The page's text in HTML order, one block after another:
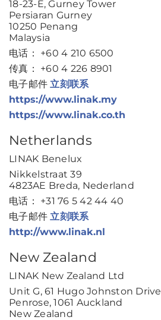
18-23-E, Gurney Tower
Persiaran Gurney
10250 Penang
Malaysia
电话： +60 4 210 6500
传真： +60 4 226 8901
电子邮件立刻联系
https://www.linak.my
https://www.linak.co.th
Netherlands
LINAK Benelux
Nikkelstraat 39
4823AE Breda, Nederland
电话： +31 76 5 42 44 40
电子邮件立刻联系
http://www.linak.nl
New Zealand
LINAK New Zealand Ltd
Unit G, 61 Hugo Johnston Drive
Penrose, 1061 Auckland
New Zealand